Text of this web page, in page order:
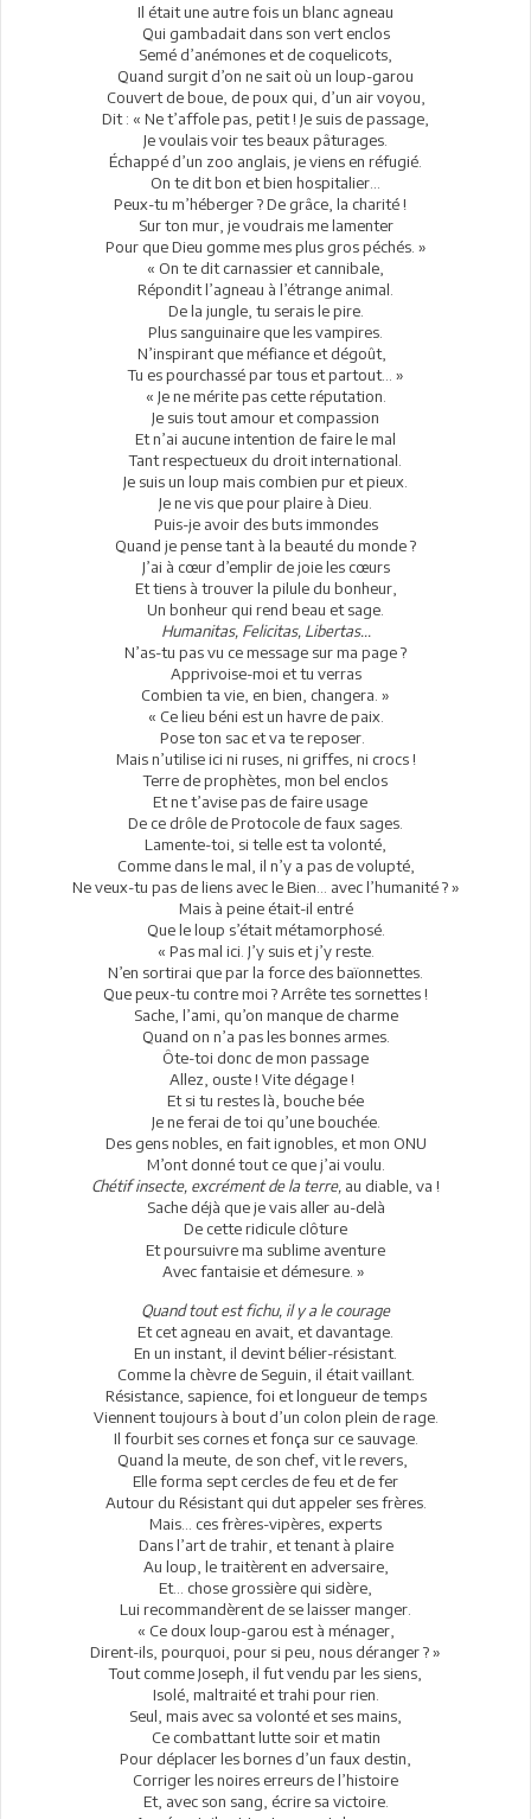
Il était une autre fois un blanc agneau
Qui gambadait dans son vert enclos
Semé d’anémones et de coquelicots,
Quand surgit d’on ne sait où un loup-garou
Couvert de boue, de poux qui, d’un air voyou,
Dit : « Ne t’affole pas, petit ! Je suis de passage,
Je voulais voir tes beaux pâturages.
Échappé d’un zoo anglais, je viens en réfugié.
On te dit bon et bien hospitalier...
Peux-tu m’héberger ? De grâce, la charité !
Sur ton mur, je voudrais me lamenter
Pour que Dieu gomme mes plus gros péchés. »
« On te dit carnassier et cannibale,
Répondit l’agneau à l’étrange animal.
De la jungle, tu serais le pire.
Plus sanguinaire que les vampires.
N’inspirant que méfiance et dégoût,
Tu es pourchassé par tous et partout... »
« Je ne mérite pas cette réputation.
Je suis tout amour et compassion
Et n’ai aucune intention de faire le mal
Tant respectueux du droit international.
Je suis un loup mais combien pur et pieux.
Je ne vis que pour plaire à Dieu.
Puis-je avoir des buts immondes
Quand je pense tant à la beauté du monde ?
J’ai à cœur d’emplir de joie les cœurs
Et tiens à trouver la pilule du bonheur,
Un bonheur qui rend beau et sage.
Humanitas, Felicitas, Libertas...
N’as-tu pas vu ce message sur ma page ?
Apprivoise-moi et tu verras
Combien ta vie, en bien, changera. »
« Ce lieu béni est un havre de paix.
Pose ton sac et va te reposer.
Mais n’utilise ici ni ruses, ni griffes, ni crocs !
Terre de prophètes, mon bel enclos
Et ne t’avise pas de faire usage
De ce drôle de Protocole de faux sages.
Lamente-toi, si telle est ta volonté,
Comme dans le mal, il n’y a pas de volupté,
Ne veux-tu pas de liens avec le Bien... avec l’humanité ? »
Mais à peine était-il entré
Que le loup s’était métamorphosé.
« Pas mal ici. J’y suis et j’y reste.
N’en sortirai que par la force des baïonnettes.
Que peux-tu contre moi ? Arrête tes sornettes !
Sache, l’ami, qu’on manque de charme
Quand on n’a pas les bonnes armes.
Ôte-toi donc de mon passage
Allez, ouste ! Vite dégage !
Et si tu restes là, bouche bée
Je ne ferai de toi qu’une bouchée.
Des gens nobles, en fait ignobles, et mon ONU
M’ont donné tout ce que j’ai voulu.
Chétif insecte, excrément de la terre, au diable, va !
Sache déjà que je vais aller au-delà
De cette ridicule clôture
Et poursuivre ma sublime aventure
Avec fantaisie et démesure. »
Quand tout est fichu, il y a le courage
Et cet agneau en avait, et davantage.
En un instant, il devint bélier-résistant.
Comme la chèvre de Seguin, il était vaillant.
Résistance, sapience, foi et longueur de temps
Viennent toujours à bout d’un colon plein de rage.
Il fourbit ses cornes et fonça sur ce sauvage.
Quand la meute, de son chef, vit le revers,
Elle forma sept cercles de feu et de fer
Autour du Résistant qui dut appeler ses frères.
Mais... ces frères-vipères, experts
Dans l’art de trahir, et tenant à plaire
Au loup, le traitèrent en adversaire,
Et... chose grossière qui sidère,
Lui recommandèrent de se laisser manger.
« Ce doux loup-garou est à ménager,
Dirent-ils, pourquoi, pour si peu, nous déranger ? »
Tout comme Joseph, il fut vendu par les siens,
Isolé, maltraité et trahi pour rien.
Seul, mais avec sa volonté et ses mains,
Ce combattant lutte soir et matin
Pour déplacer les bornes d’un faux destin,
Corriger les noires erreurs de l’histoire
Et, avec son sang, écrire sa victoire.